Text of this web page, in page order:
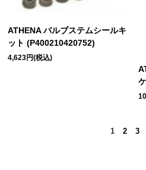
ATHENA バルブステムシールキ
ット (P400210420752)
4,623円(税込)
1 2 3